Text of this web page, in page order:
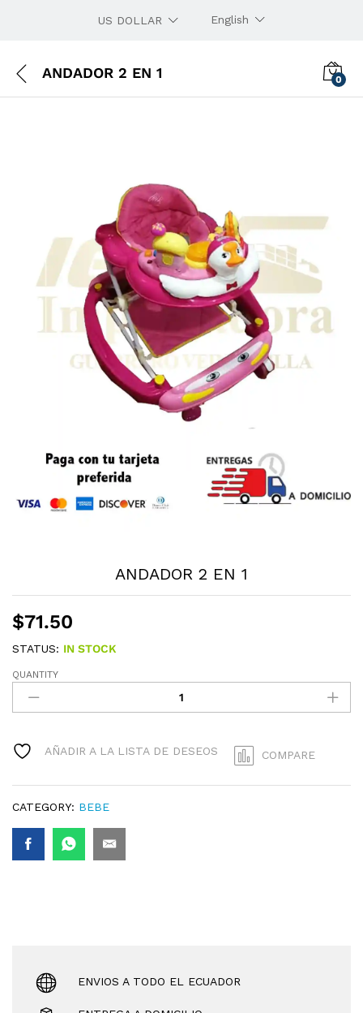
US DOLLAR English
ANDADOR 2 EN 1 0
ANDADOR 2 EN 1
$71.50
STATUS: IN STOCK
ANDADOR
EN
QUANTITY
QUANTITY
AÑADIR A LA LISTA DE DESEOS COMPARE
CATEGORY: BEBE
ENVIOS A TODO EL ECUADOR